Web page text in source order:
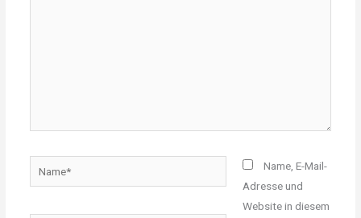
Name, E-Mail-
Adresse und
Website in diesem